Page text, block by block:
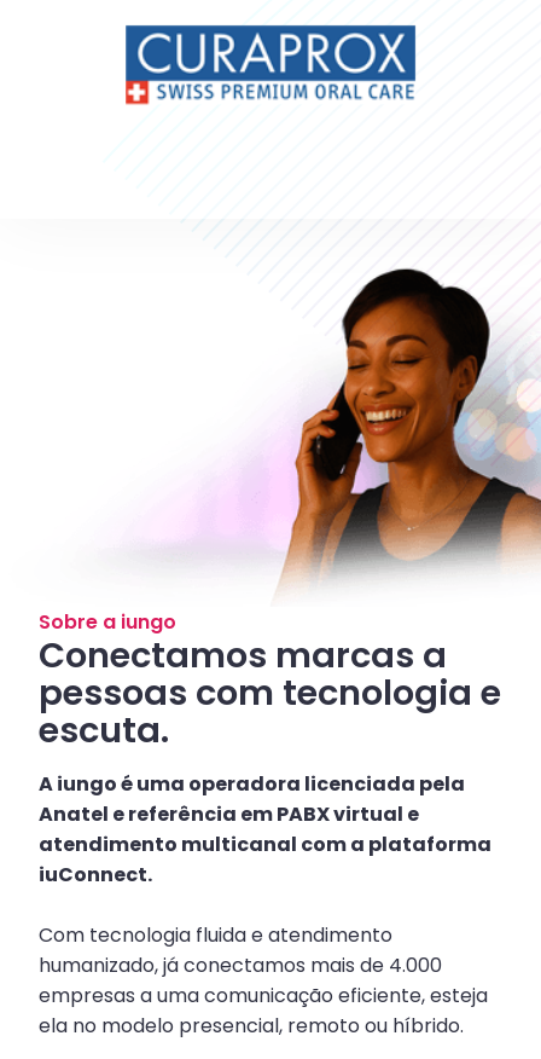
Sobre a iungo
Conectamos marcas a
pessoas com tecnologia e
escuta.
A iungo é uma operadora licenciada pela
Anatel e referência em PABX virtual e
atendimento multicanal com a plataforma
iuConnect.
Com tecnologia fluida e atendimento
humanizado, já conectamos mais de 4.000
empresas a uma comunicação eficiente, esteja
ela no modelo presencial, remoto ou híbrido.